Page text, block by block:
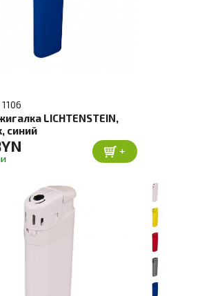
LICHTENSTEIN,
синий
+